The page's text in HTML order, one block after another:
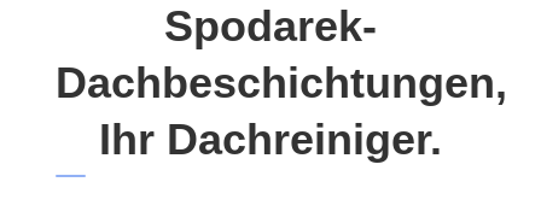
Spodarek-
Dachbeschichtungen,
Ihr Dachreiniger.